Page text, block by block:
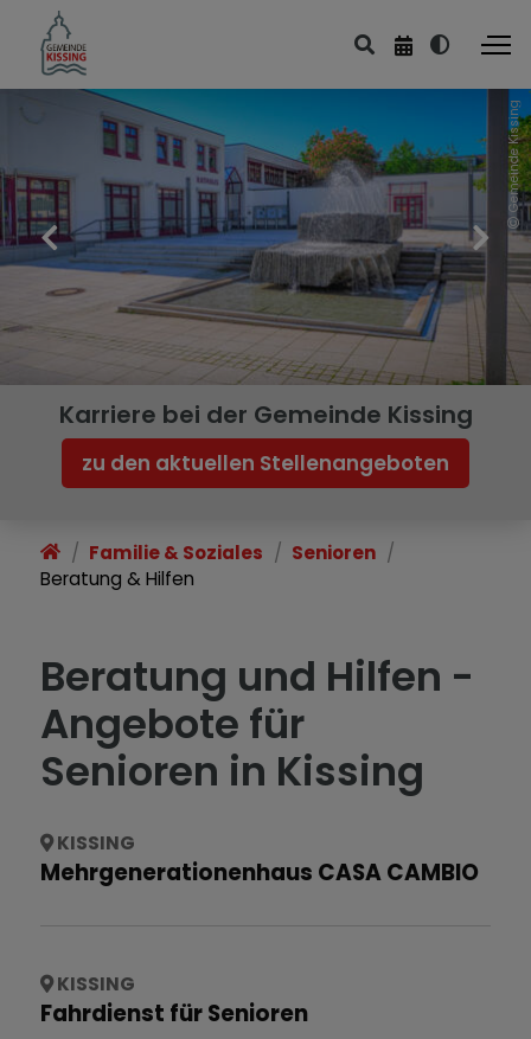
Familie & Soziales
Kinder & Jugend
Senioren
Soziales
Beratungsstellen
Gemeinde Kissing
Karriere bei der Gemeinde Kissing
zu den aktuellen Stellenangeboten
Familie & Soziales
Senioren
Beratung & Hilfen
Beratung und Hilfen -
Angebote für
Senioren in Kissing
KISSING
Mehrgenerationenhaus CASA CAMBIO
KISSING
Fahrdienst für Senioren